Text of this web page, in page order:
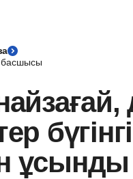
басшысы
ұсынды